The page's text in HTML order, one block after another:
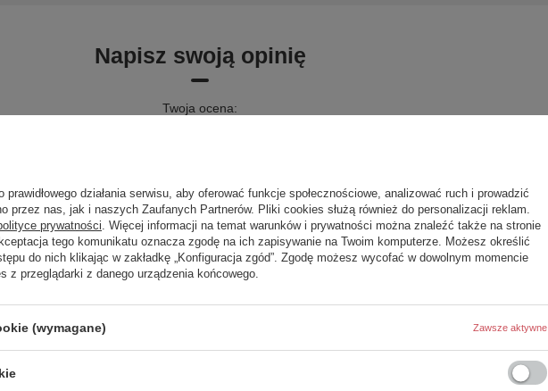
Napisz swoją opinię
Twoja ocena:
produktu:
działania serwisu, aby oferować funkcje społecznościowe, analizować ruch i prowadzić
przez nas, jak i naszych Zaufanych Partnerów. Pliki cookies służą również do personalizacji reklam.
prywatności . Więcej informacji na temat warunków i prywatności można znaleźć także na stronie
tego komunikatu oznacza zgodę na ich zapisywanie na Twoim komputerze. Możesz określić
do nich klikając w zakładkę „Konfiguracja zgód”. Zgodę możesz wycofać w dowolnym momencie
z przeglądarki z danego urządzenia końcowego.
(wymagane) Zawsze aktywne